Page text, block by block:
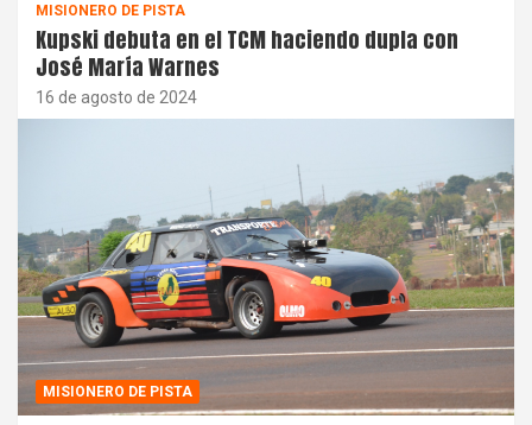
MISIONERO DE PISTA
Kupski debuta en el TCM haciendo dupla con
José María Warnes
16 de agosto de 2024
MISIONERO DE PISTA